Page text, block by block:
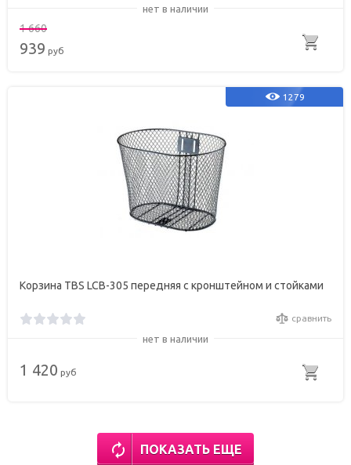
нет в наличии
1 660
939 руб
1279
Корзина TBS LCB-305 передняя с кронштейном и стойками
сравнить
нет в наличии
1 420 руб
ПОКАЗАТЬ ЕЩЕ